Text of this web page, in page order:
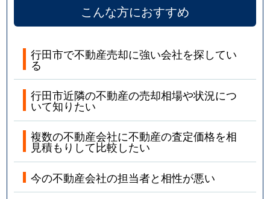
こんな方におすすめ
行田市で不動産売却に強い会社を探してい
る
行田市近隣の不動産の売却相場や状況につ
いて知りたい
複数の不動産会社に不動産の査定価格を相
見積もりして比較したい
今の不動産会社の担当者と相性が悪い